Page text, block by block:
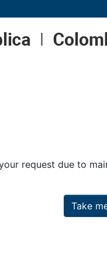
request due to
Take